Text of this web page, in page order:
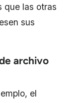
que las otras
sus
archivo
el